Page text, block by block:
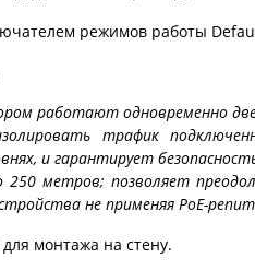
режимов работы
работают одновременно
трафик
и гарантирует
250 метров; позволяет
не применяя PoE-
монтажа на стену.